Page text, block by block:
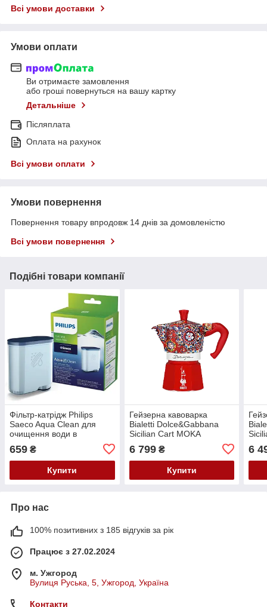
Всі умови доставки
Умови оплати
Ви отримаєте замовлення
або гроші повернуться на вашу картку
Детальніше
Післяплата
Оплата на рахунок
Всі умови оплати
Умови повернення
Повернення товару впродовж 14 днів за домовленістю
Всі умови повернення
Подібні товари компанії
Фільтр-катрідж Philips
Saeco Aqua Clean для
очищення води в
кавомашинах (CA6903/10)
659 ₴
Купити
Гейзерна кавоварка
Bialetti Dolce&Gabbana
Sicilian Cart MOKA
0005329
6 799₴
Купити
6
Про нас
100% позитивних з 185 відгуків за рік
Працює з 27.02.2024
м. Ужгород
Вулиця Руська, 5, Ужгород, Україна
Контакти